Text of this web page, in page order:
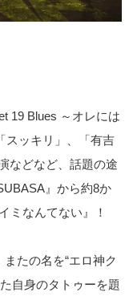
19 Blues ～オレには
スッキリ」、「有吉
などなど、話題の途
』から約8か
ミなんてない』！
たの名を“エロ神ク
自身のタトゥーを題